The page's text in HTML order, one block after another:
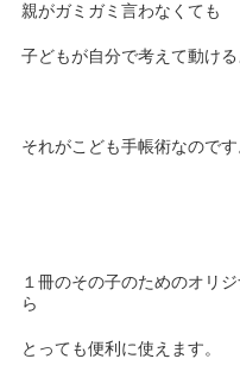
親がガミガミ言わなくても
子どもが自分で考えて動ける
それがこども手帳術なのです
１冊のその子のためのオリ
ら
とっても便利に使えます。